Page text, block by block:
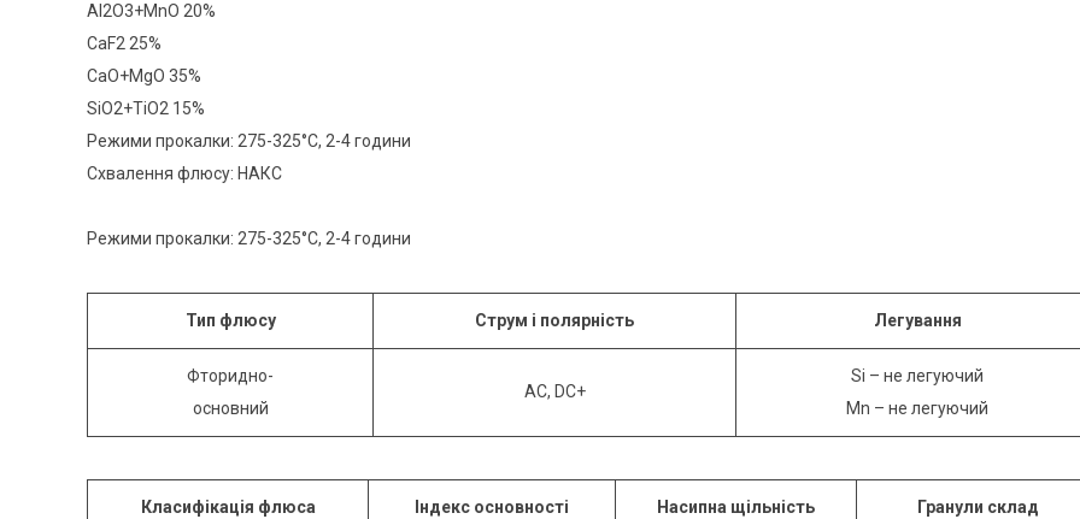
Al2O3+MnO 20%
CaF2 25%
CaO+MgO 35%
SiO2+TiO2 15%
Режими прокалки: 275-325°С, 2-4 години
Схвалення флюсу: НАКС
Режими прокалки: 275-325°С, 2-4 години
Тип флюсу Струм і полярність Легування
Фторидно-
основний
AC, DC+
Si – не легуючий
Mn – не легуючий
Класифікація флюса Індекс основності Насипна щільність Гранули склад